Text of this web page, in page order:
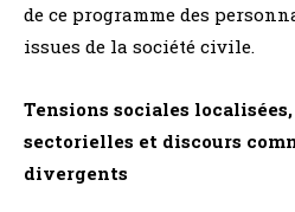
de ce programme des
issues de la société civile.
Tensions sociales
sectorielles et discours
divergents